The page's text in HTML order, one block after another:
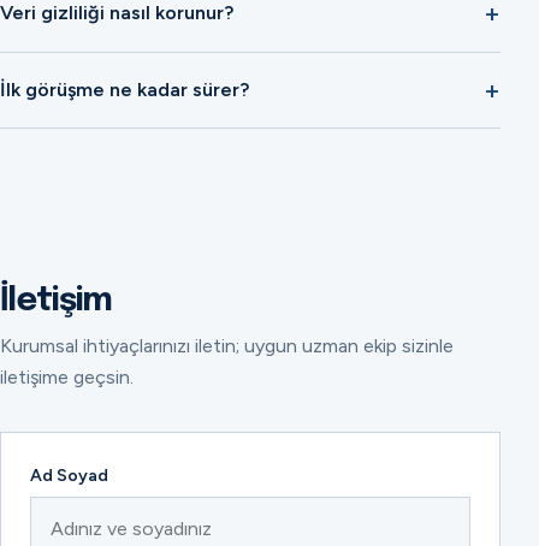
Veri gizliliği nasıl korunur?
İlk görüşme ne kadar sürer?
İletişim
Kurumsal ihtiyaçlarınızı iletin; uygun uzman ekip sizinle
iletişime geçsin.
Ad Soyad